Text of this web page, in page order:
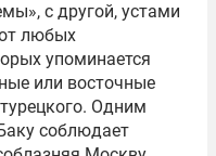
с другой, устами
любых
упоминается
или восточные
Одним
соблюдает